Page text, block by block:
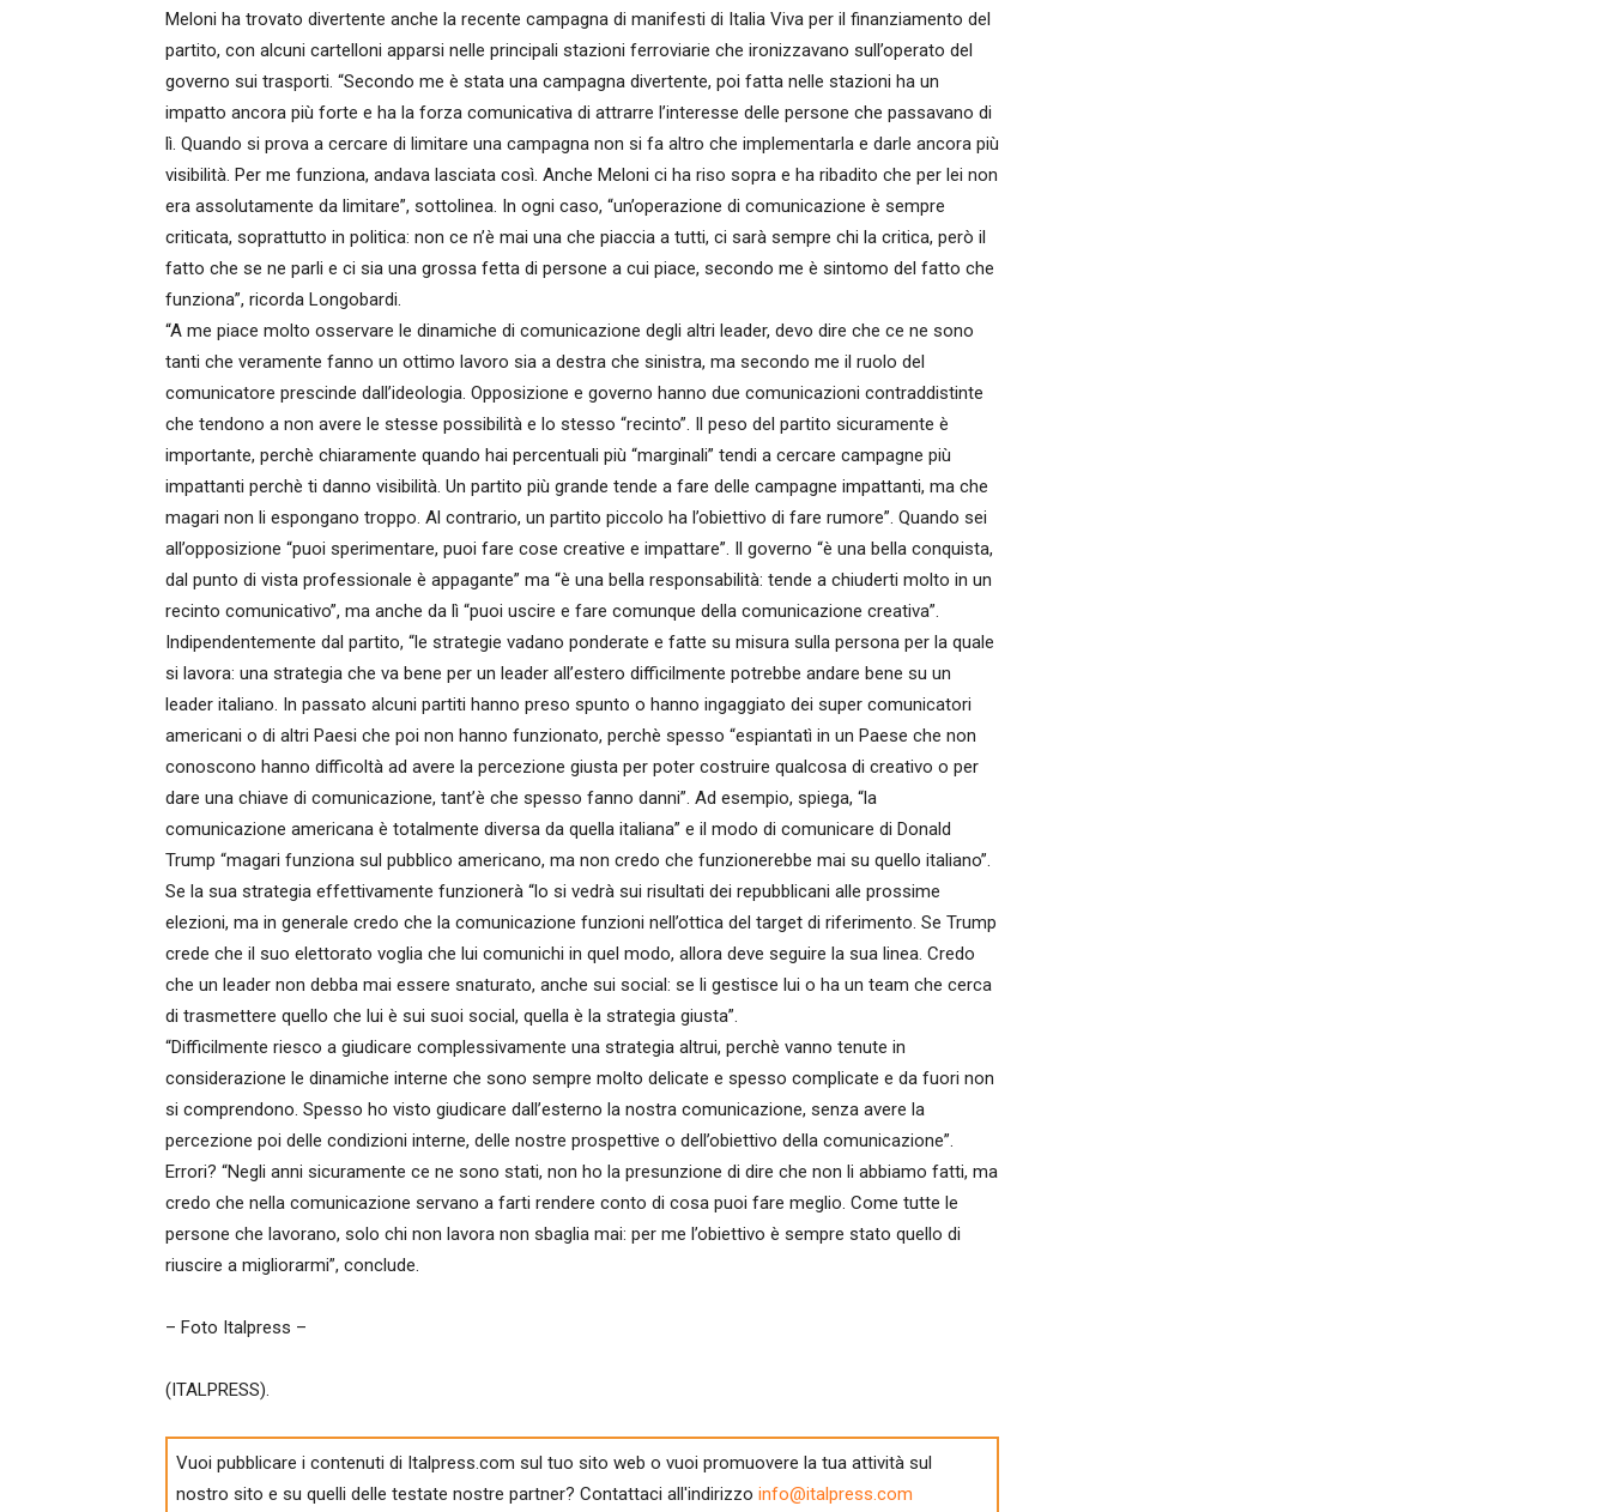
Meloni ha trovato divertente anche la recente campagna di manifesti di Italia Viva per il finanziamento del
partito, con alcuni cartelloni apparsi nelle principali stazioni ferroviarie che ironizzavano sull’operato del
governo sui trasporti. “Secondo me è stata una campagna divertente, poi fatta nelle stazioni ha un
impatto ancora più forte e ha la forza comunicativa di attrarre l’interesse delle persone che passavano di
lì. Quando si prova a cercare di limitare una campagna non si fa altro che implementarla e darle ancora più
visibilità. Per me funziona, andava lasciata così. Anche Meloni ci ha riso sopra e ha ribadito che per lei non
era assolutamente da limitare”, sottolinea. In ogni caso, “un’operazione di comunicazione è sempre
criticata, soprattutto in politica: non ce n’è mai una che piaccia a tutti, ci sarà sempre chi la critica, però il
fatto che se ne parli e ci sia una grossa fetta di persone a cui piace, secondo me è sintomo del fatto che
funziona”, ricorda Longobardi.
“A me piace molto osservare le dinamiche di comunicazione degli altri leader, devo dire che ce ne sono
tanti che veramente fanno un ottimo lavoro sia a destra che sinistra, ma secondo me il ruolo del
comunicatore prescinde dall’ideologia. Opposizione e governo hanno due comunicazioni contraddistinte
che tendono a non avere le stesse possibilità e lo stesso “recinto”. Il peso del partito sicuramente è
importante, perchè chiaramente quando hai percentuali più “marginali” tendi a cercare campagne più
impattanti perchè ti danno visibilità. Un partito più grande tende a fare delle campagne impattanti, ma che
magari non li espongano troppo. Al contrario, un partito piccolo ha l’obiettivo di fare rumore”. Quando sei
all’opposizione “puoi sperimentare, puoi fare cose creative e impattare”. Il governo “è una bella conquista,
dal punto di vista professionale è appagante” ma “è una bella responsabilità: tende a chiuderti molto in un
recinto comunicativo”, ma anche da lì “puoi uscire e fare comunque della comunicazione creativa”.
Indipendentemente dal partito, “le strategie vadano ponderate e fatte su misura sulla persona per la quale
si lavora: una strategia che va bene per un leader all’estero difficilmente potrebbe andare bene su un
leader italiano. In passato alcuni partiti hanno preso spunto o hanno ingaggiato dei super comunicatori
americani o di altri Paesi che poi non hanno funzionato, perchè spesso “espiantatì in un Paese che non
conoscono hanno difficoltà ad avere la percezione giusta per poter costruire qualcosa di creativo o per
dare una chiave di comunicazione, tant’è che spesso fanno danni”. Ad esempio, spiega, “la
comunicazione americana è totalmente diversa da quella italiana” e il modo di comunicare di Donald
Trump “magari funziona sul pubblico americano, ma non credo che funzionerebbe mai su quello italiano”.
Se la sua strategia effettivamente funzionerà “lo si vedrà sui risultati dei repubblicani alle prossime
elezioni, ma in generale credo che la comunicazione funzioni nell’ottica del target di riferimento. Se Trump
crede che il suo elettorato voglia che lui comunichi in quel modo, allora deve seguire la sua linea. Credo
che un leader non debba mai essere snaturato, anche sui social: se li gestisce lui o ha un team che cerca
di trasmettere quello che lui è sui suoi social, quella è la strategia giusta”.
“Difficilmente riesco a giudicare complessivamente una strategia altrui, perchè vanno tenute in
considerazione le dinamiche interne che sono sempre molto delicate e spesso complicate e da fuori non
si comprendono. Spesso ho visto giudicare dall’esterno la nostra comunicazione, senza avere la
percezione poi delle condizioni interne, delle nostre prospettive o dell’obiettivo della comunicazione”.
Errori? “Negli anni sicuramente ce ne sono stati, non ho la presunzione di dire che non li abbiamo fatti, ma
credo che nella comunicazione servano a farti rendere conto di cosa puoi fare meglio. Come tutte le
persone che lavorano, solo chi non lavora non sbaglia mai: per me l’obiettivo è sempre stato quello di
riuscire a migliorarmi”, conclude.
– Foto Italpress –
(ITALPRESS).
Vuoi pubblicare i contenuti di Italpress.com sul tuo sito web o vuoi promuovere la tua attività sul
nostro sito e su quelli delle testate nostre partner? Contattaci all'indirizzo info@italpress.com